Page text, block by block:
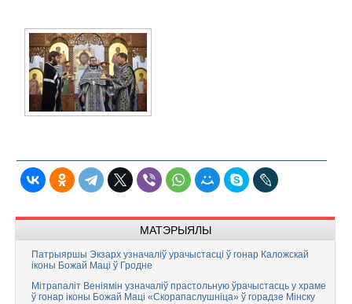
МАТЭРЫЯЛЫ
Патрыяршы Экзарх узначаліў урачыстасці ў гонар Каложскай
іконы Божай Маці ў Гродне
Мітрапаліт Веніямін узначаліў прастольную ўрачыстасць у храме
ў гонар іконы Божай Маці «Скорапаслушніца» ў горадзе Мінску